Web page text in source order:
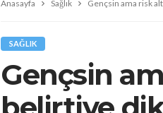
Anasayfa Sağlık Gençsin ama risk
SAĞLIK
Gençsin